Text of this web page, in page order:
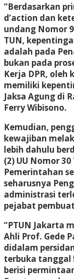
“Berdasarkan
d’action dan
undang Nomor
TUN,
adalah pada
bukan pada
Kerja DPR,
memiliki
Jaksa Agung di
Ferry Wibisono.
Kemudian,
kewajiban
lebih dahulu
(2) UU Nomor
Pemerintahan
seharusnya
administrasi
pejabat
“PTUN Jakarta
Ahli Prof. Gede
didalam
terbuka tanggal
berisi